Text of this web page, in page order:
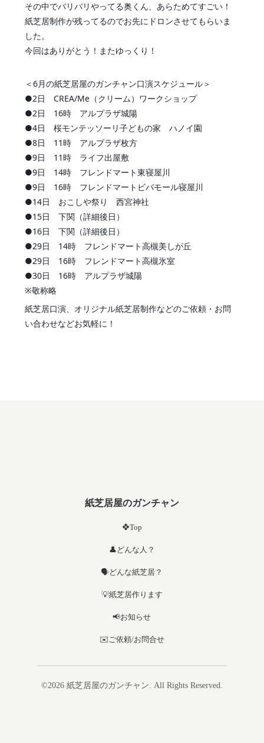
その中でバリバリやってる奥くん、あらためてすごい！
紙芝居制作が残ってるのでお先にドロンさせてもらいま
した。
今回はありがとう！またゆっくり！
＜6月の紙芝居屋のガンチャン口演スケジュール＞
●2日 CREA/Me（クリーム）ワークショップ
●2日 16時 アルプラザ城陽
●4日 桜モンテッソーリ子どもの家 ハノイ園
●8日 11時 アルプラザ枚方
●9日 11時 ライフ出屋敷
●9日 14時 フレンドマート東寝屋川
●9日 16時 フレンドマートビバモール寝屋川
●14日 おこしや祭り 西宮神社
●15日 下関（詳細後日）
●16日 下関（詳細後日）
●29日 14時 フレンドマート高槻美しが丘
●29日 16時 フレンドマート高槻氷室
●30日 16時 アルプラザ城陽
※敬称略
紙芝居口演、オリジナル紙芝居制作などのご依頼・お問
い合わせなどお気軽に！
紙芝居屋のガンチャン
❖Top
👤どんな人？
🗣️どんな紙芝居？
💡紙芝居作ります
📢お知らせ
✉️ご依頼/お問合せ
©2026 紙芝居屋のガンチャン. All Rights Reserved.